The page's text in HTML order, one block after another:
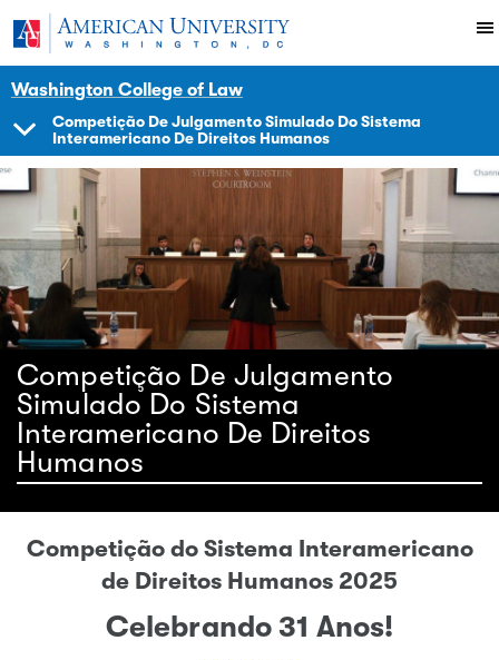
Skip to main content
American University
Washington College of LawImpact
Initiatives Programs
Hracademy
SHOWNAVIGATION
Competição De Julgamento Simulado Do Sistema
Interamericano De Direitos Humanos
Competição De Julgamento
Simulado Do Sistema
Interamericano De Direitos
Humanos
Competição do Sistema Interamericano
de Direitos Humanos 2025
Celebrando 31 Anos!